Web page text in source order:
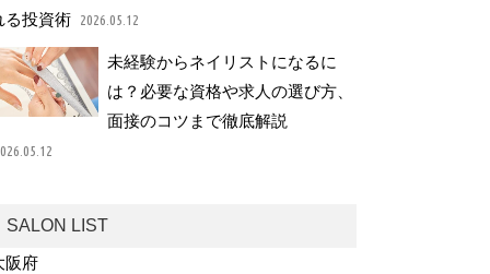
る投資術 2026.05.12
未経験からネイリストになるに
は？必要な資格や求人の選び方、
面接のコツまで徹底解説
SALON LIST
阪府